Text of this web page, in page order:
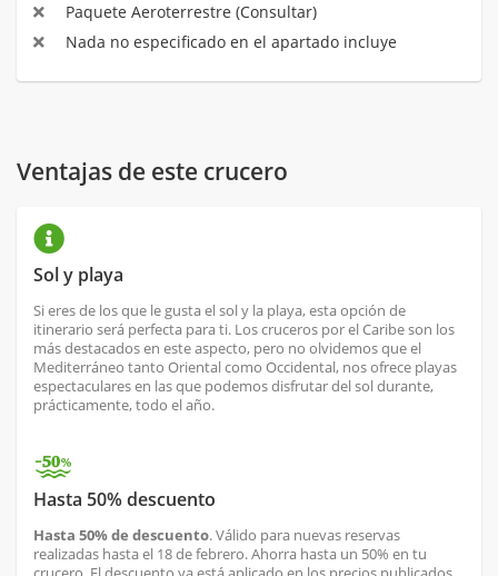
Paquete Aeroterrestre (Consultar)
Nada no especificado en el apartado incluye
Ventajas de este crucero
Sol y playa
Si eres de los que le gusta el sol y la playa, esta opción de
itinerario será perfecta para ti. Los cruceros por el Caribe son los
más destacados en este aspecto, pero no olvidemos que el
Mediterráneo tanto Oriental como Occidental, nos ofrece playas
espectaculares en las que podemos disfrutar del sol durante,
prácticamente, todo el año.
Hasta 50% descuento
Hasta 50% de descuento. Válido para nuevas reservas
realizadas hasta el 18 de febrero. Ahorra hasta un 50% en tu